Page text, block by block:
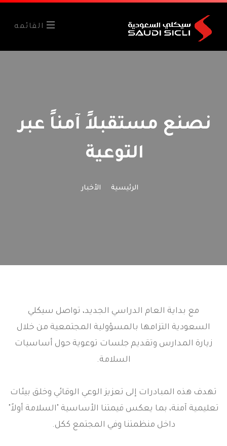
القائمه
نصنع مستقبلاً آمناً عبر
التوعية
الرئيسية الأخبار
مع بداية العام الدراسي الجديد، تواصل سيكلي
السعودية التزامها بالمسؤولية المجتمعية من خلال
زيارة المدارس وتقديم جلسات توعوية حول أساسيات
السلامة.
تهدف هذه المبادرات إلى تعزيز الوعي الوقائي وخلق بيئات
تعليمية آمنة، بما يعكس قيمتنا الأساسية "السلامة أولاً"
داخل منظمتنا وفي المجتمع ككل.